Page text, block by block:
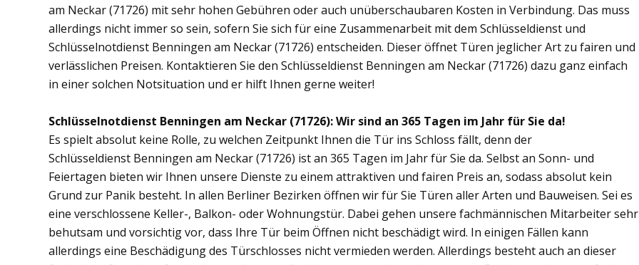
am Neckar (71726) mit sehr hohen Gebühren oder auch unüberschaubaren Kosten in Verbindung. Das muss
allerdings nicht immer so sein, sofern Sie sich für eine Zusammenarbeit mit dem Schlüsseldienst und
Schlüsselnotdienst Benningen am Neckar (71726) entscheiden. Dieser öffnet Türen jeglicher Art zu fairen und
verlässlichen Preisen. Kontaktieren Sie den Schlüsseldienst Benningen am Neckar (71726) dazu ganz einfach
in einer solchen Notsituation und er hilft Ihnen gerne weiter!
Schlüsselnotdienst Benningen am Neckar (71726): Wir sind an 365 Tagen im Jahr für Sie da!
Es spielt absolut keine Rolle, zu welchen Zeitpunkt Ihnen die Tür ins Schloss fällt, denn der
Schlüsseldienst Benningen am Neckar (71726) ist an 365 Tagen im Jahr für Sie da. Selbst an Sonn- und
Feiertagen bieten wir Ihnen unsere Dienste zu einem attraktiven und fairen Preis an, sodass absolut kein
Grund zur Panik besteht. In allen Berliner Bezirken öffnen wir für Sie Türen aller Arten und Bauweisen. Sei es
eine verschlossene Keller-, Balkon- oder Wohnungstür. Dabei gehen unsere fachmännischen Mitarbeiter sehr
behutsam und vorsichtig vor, dass Ihre Tür beim Öffnen nicht beschädigt wird. In einigen Fällen kann
allerdings eine Beschädigung des Türschlosses nicht vermieden werden. Allerdings besteht auch an dieser